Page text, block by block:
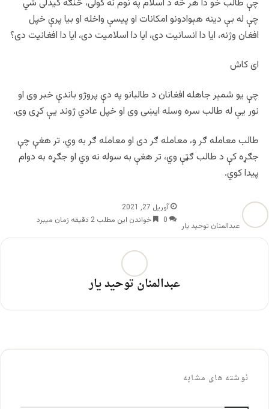
چې طالب خو دا هر څه د اسلام په نوم نه کولی، څنګه کیدلی شي
چې له بې دینه هېوادونو امکانات او پيسې واخله او بیا پرې خپل
افغان وژنه، ایا دا انسانیت دی، ایا دا اسلامیت دی، ایا دا افغانیت دی؟
ای کاش
چې یو شمېر جاهله افغانان د طالبانو په دې پروژو باندې خبر وی او
نور یې له طالب سره وسله ایښی وی او خپل عادي ژوند یې کړی وی.
طالب معامله ګر و، معامله ګر دی او معامله ګر به وي، تر هغې چې
جګړه کې د طالب ګټې وي، تر هغې به سوله نه وي او جګړه به دوام
پيدا کوي.
عبدالمنان توحید یار
آوریل 27, 2021
0
خواندن این مطلب 2 دقیقه زمان میبرد
عبدالمنان توحید یار
نوشته های مشابه